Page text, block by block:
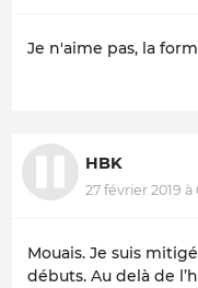
Je n'aime pas, la
HBK
27 février 2019 à
Mouais. Je suis
débuts. Au delà de